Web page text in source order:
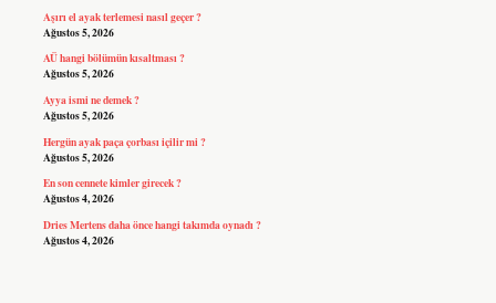
Aşırı el ayak terlemesi nasıl geçer ?
Ağustos 5, 2026
AÜ hangi bölümün kısaltması ?
Ağustos 5, 2026
Ayya ismi ne demek ?
Ağustos 5, 2026
Hergün ayak paça çorbası içilir mi ?
Ağustos 5, 2026
En son cennete kimler girecek ?
Ağustos 4, 2026
Dries Mertens daha önce hangi takımda oynadı ?
Ağustos 4, 2026